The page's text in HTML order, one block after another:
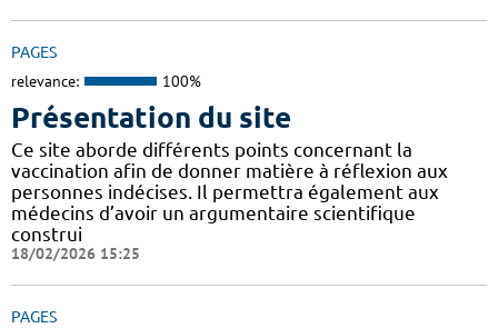
PAGES
relevance: 100%
Présentation du site
Ce site aborde différents points concernant la
vaccination afin de donner matière à réflexion aux
personnes indécises. Il permettra également aux
médecins d’avoir un argumentaire scientifique
construi
18/02/2026 15:25
PAGES